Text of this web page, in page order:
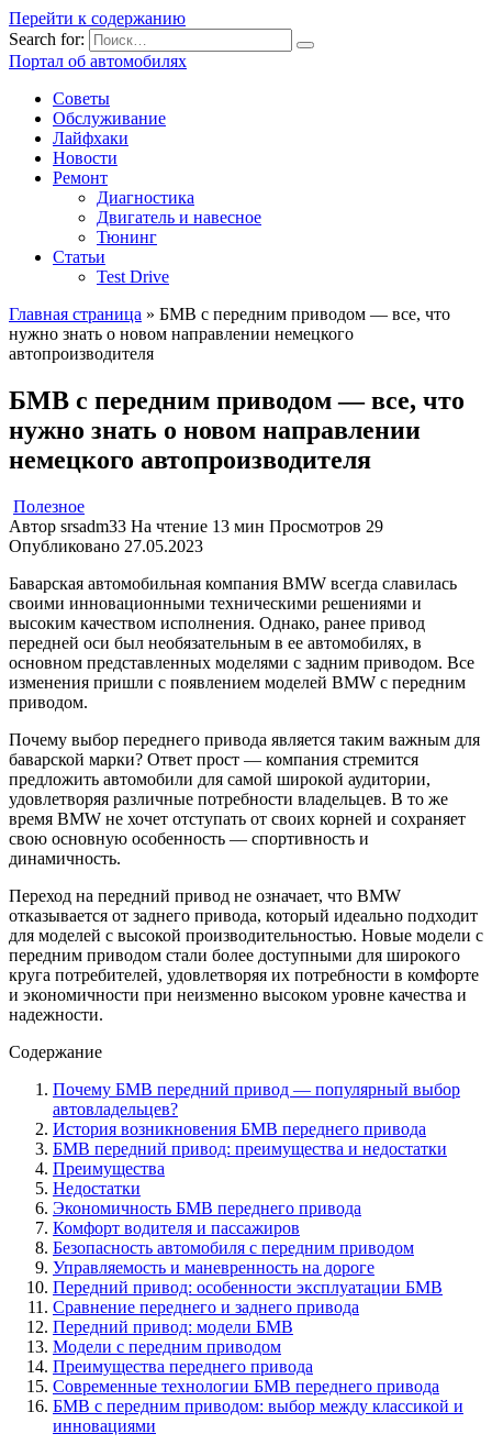
Перейти к содержанию
Search for:
Портал об автомобилях
Советы
Обслуживание
Лайфхаки
Новости
Ремонт
Диагностика
Двигатель и навесное
Тюнинг
Статьи
Test Drive
Главная страница » БМВ с передним приводом — все, что
нужно знать о новом направлении немецкого
автопроизводителя
БМВ с передним приводом — все, что
нужно знать о новом направлении
немецкого автопроизводителя
Полезное
Автор srsadm33 На чтение 13 мин Просмотров 29
Опубликовано 27.05.2023
Баварская автомобильная компания BMW всегда славилась
своими инновационными техническими решениями и
высоким качеством исполнения. Однако, ранее привод
передней оси был необязательным в ее автомобилях, в
основном представленных моделями с задним приводом. Все
изменения пришли с появлением моделей BMW с передним
приводом.
Почему выбор переднего привода является таким важным для
баварской марки? Ответ прост — компания стремится
предложить автомобили для самой широкой аудитории,
удовлетворяя различные потребности владельцев. В то же
время BMW не хочет отступать от своих корней и сохраняет
свою основную особенность — спортивность и
динамичность.
Переход на передний привод не означает, что BMW
отказывается от заднего привода, который идеально подходит
для моделей с высокой производительностью. Новые модели с
передним приводом стали более доступными для широкого
круга потребителей, удовлетворяя их потребности в комфорте
и экономичности при неизменно высоком уровне качества и
надежности.
Содержание
Почему БМВ передний привод — популярный выбор
автовладельцев?
История возникновения БМВ переднего привода
БМВ передний привод: преимущества и недостатки
Преимущества
Недостатки
Экономичность БМВ переднего привода
Комфорт водителя и пассажиров
Безопасность автомобиля с передним приводом
Управляемость и маневренность на дороге
Передний привод: особенности эксплуатации БМВ
Сравнение переднего и заднего привода
Передний привод: модели БМВ
Модели с передним приводом
Преимущества переднего привода
Современные технологии БМВ переднего привода
БМВ с передним приводом: выбор между классикой и
инновациями